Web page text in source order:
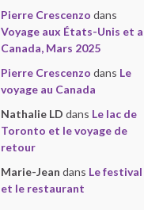
Pierre Crescenzo dans
Voyage aux États-Unis et
Canada, Mars 2025
Pierre Crescenzo dans Le
voyage au Canada
Nathalie LD dans Le lac de
Toronto et le voyage de
retour
Marie-Jean dans Le festival
et le restaurant